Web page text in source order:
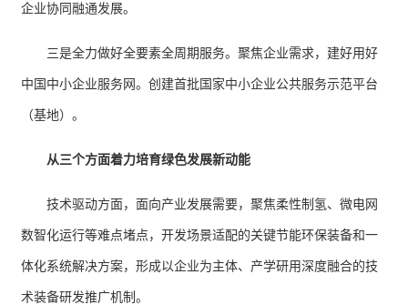
企业协同融通发展。
三是全力做好全要素全周期服务。聚焦企业需求，建好用好
中国中小企业服务网。创建首批国家中小企业公共服务示范平台
（基地）。
从三个方面着力培育绿色发展新动能
技术驱动方面，面向产业发展需要，聚焦柔性制氢、微电网
数智化运行等难点堵点，开发场景适配的关键节能环保装备和一
体化系统解决方案，形成以企业为主体、产学研用深度融合的技
术装备研发推广机制。